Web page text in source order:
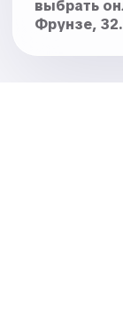
выбрать
Фрунзе, 32.